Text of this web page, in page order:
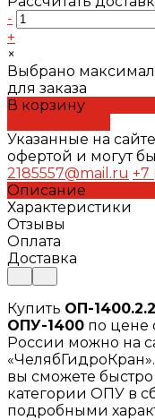
-
+
×
Выбрано
для заказа
В корзину
Указанные на
офертой и могут
2185557@mail.ru +7
Описание
Характеристики
Отзывы
Оплата
Доставка
Купить ОП-
ОПУ-1400 по цене
России можно на
вы сможете
категории ОПУ в
подробными